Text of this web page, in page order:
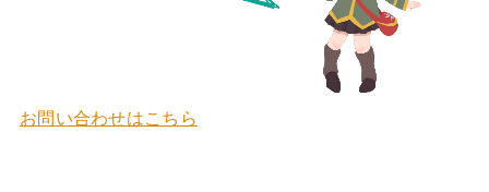
お問い合わせはこちら